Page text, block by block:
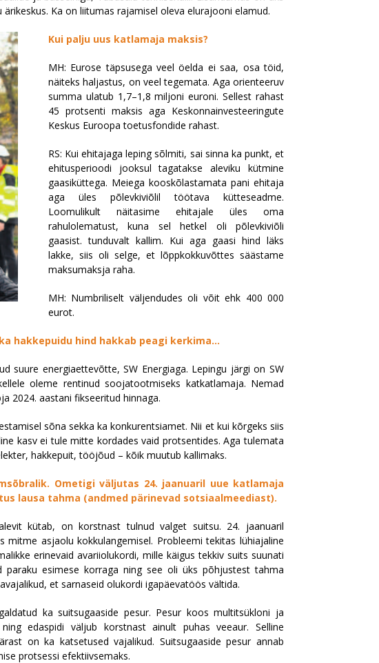
Ka on liitumas rajamisel oleva elurajooni elamud.
Kui palju uus katlamaja maksis?
MH: Eurose täpsusega veel öelda ei saa, osa töid,
näiteks haljastus, on veel tegemata. Aga orienteeruv
summa ulatub 1,7–1,8 miljoni euroni. Sellest rahast
45 protsenti maksis aga Keskonnainvesteeringute
Keskus Euroopa toetusfondide rahast.
RS: Kui ehitajaga leping sõlmiti, sai sinna ka punkt, et
ehitusperioodi jooksul tagatakse aleviku kütmine
gaasiküttega. Meiega kooskõlastamata pani ehitaja
aga üles põlevkiviõlil töötava kütteseadme.
Loomulikult näitasime ehitajale üles oma
rahulolematust, kuna sel hetkel oli põlevkiviõli
gaasist. tunduvalt kallim. Kui aga gaasi hind läks
lakke, siis oli selge, et lõppkokkuvõttes säästame
maksumaksja raha.
MH: Numbriliselt väljendudes oli võit ehk 400 000
eurot.
hakkepuidu hind hakkab peagi kerkima...
suure energiaettevõtte, SW Energiaga. Lepingu järgi on SW
oleme rentinud soojatootmiseks katkatlamaja. Nemad
2024. aastani fikseeritud hinnaga.
sõna sekka ka konkurentsiamet. Nii et kui kõrgeks siis
kasv ei tule mitte kordades vaid protsentides. Aga tulemata
hakkepuit, tööjõud – kõik muutub kallimaks.
Ometigi väljutas 24. jaanuaril uue katlamaja
lausa tahma (andmed pärinevad sotsiaalmeediast).
kütab, on korstnast tulnud valget suitsu. 24. jaanuaril
asjaolu kokkulangemisel. Probleemi tekitas lühiajaline
erinevaid avariiolukordi, mille käigus tekkiv suits suunati
paraku esimese korraga ning see oli üks põhjustest tahma
et sarnaseid olukordi igapäevatöös vältida.
ka suitsugaaside pesur. Pesur koos multitsükloni ja
edaspidi väljub korstnast ainult puhas veeaur. Selline
on ka katsetused vajalikud. Suitsugaaside pesur annab
protsessi efektiivsemaks.